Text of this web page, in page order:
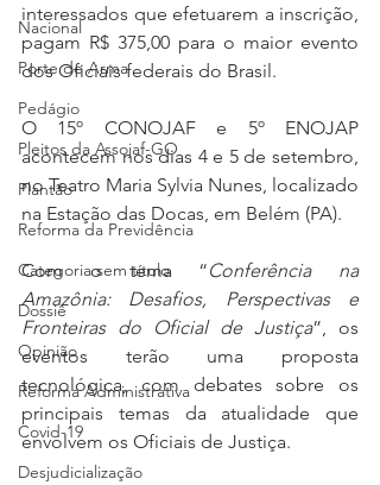
Nacional
Porte de Arma
Pedágio
Pleitos da Assojaf-GO
Plantão
Reforma da Previdência
Categoria sem título
Dossiê
Opinião
Reforma Administrativa
Covid-19
Desjudicialização
interessados que efetuarem a inscrição,
pagam R$ 375,00 para o maior evento
dos Oficiais federais do Brasil.
O 15º CONOJAF e 5º ENOJAP
acontecem nos dias 4 e 5 de setembro,
no Teatro Maria Sylvia Nunes, localizado
na Estação das Docas, em Belém (PA).
Com o tema “Conferência na
Amazônia: Desafios, Perspectivas e
Fronteiras do Oficial de Justiça”, os
eventos terão uma proposta
tecnológica, com debates sobre os
principais temas da atualidade que
envolvem os Oficiais de Justiça.